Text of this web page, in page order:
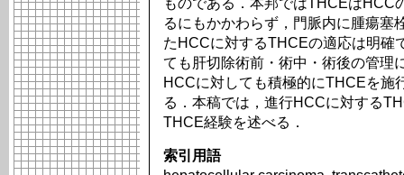
ものである．本邦ではTHCEはHCC
るにもかかわらず，門脈内に腫瘍塞
たHCCに対するTHCEの適応は明確
ても肝切除術前・術中・術後の管理
HCCに対しても積極的にTHCEを施
る．本稿では，進行HCCに対する
THCE経験を述べる．
索引用語